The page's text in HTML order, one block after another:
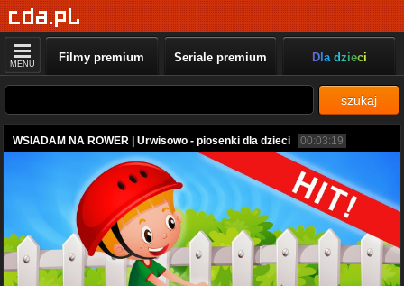
MENU Filmy premium Seriale premium Dla dzieci
szukaj
WSIADAM NA ROWER | Urwisowo - piosenki dla dzieci 00:03:19